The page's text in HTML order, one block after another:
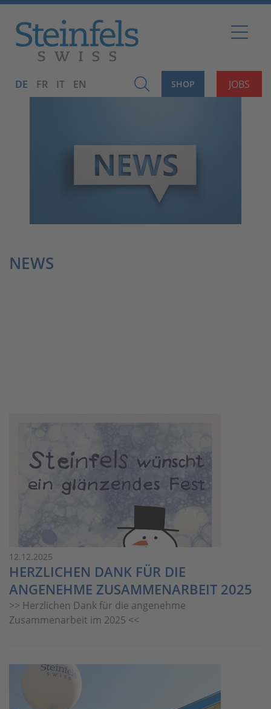
JOBS
SHOP
DE FR IT EN
NEWS
12.12.2025
HERZLICHEN DANK FÜR DIE
ANGENEHME ZUSAMMENARBEIT 2025
>> Herzlichen Dank für die angenehme
Zusammenarbeit im 2025 <<